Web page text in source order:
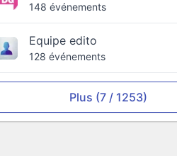
148 événements
Equipe edito
128 événements
Plus (7 / 1253)